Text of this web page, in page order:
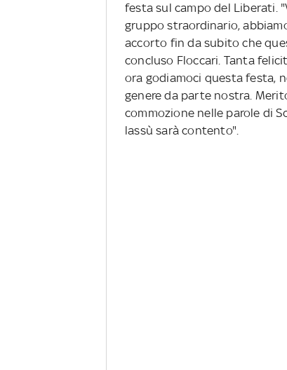
festa sul campo del Liberati.
gruppo straordinario,
accorto fin da subito che
concluso Floccari. Tanta
ora godiamoci questa festa,
genere da parte nostra.
commozione nelle parole di
lassù sarà contento".